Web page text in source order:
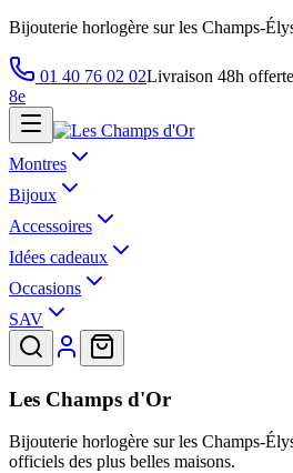
Bijouterie horlogère sur les Champs-
01 40 76 02 02Livraison 48h
8e
Montres
Bijoux
Accessoires
Idées cadeaux
Occasions
SAV
Les Champs d'Or
Bijouterie horlogère sur les Champs-
officiels des plus belles maisons.